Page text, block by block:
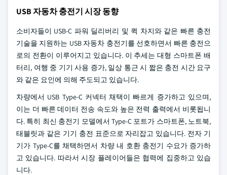
USB 자동차 충전기 시장 동향
소비자들이 USB-C 파워 딜리버리 및 퀵 차지와 같은 빠른 충전
기술을 지원하는 USB 자동차 충전기를 선호하면서 빠른 충전으
로의 전환이 이루어지고 있습니다. 이 추세는 대형 스마트폰 배
터리, 여행 중 기기 사용 증가, 일상 통근 시 짧은 충전 시간 요구
와 같은 요인에 의해 주도되고 있습니다.
차량에서 USB Type-C 커넥터 채택이 빠르게 증가하고 있으며,
이는 더 빠른 데이터 전송 속도와 높은 전력 출력에서 비롯됩니
다. 특히 최신 충전기 모델에서 Type-C 포트가 스마트폰, 노트북,
태블릿과 같은 기기 충전 표준으로 자리잡고 있습니다. 전자 기
기가 Type-C를 채택하면서 차량 내 호환 충전기 수요가 증가하
고 있습니다. 따라서 시장 플레이어들은 협력에 집중하고 있습
니다.